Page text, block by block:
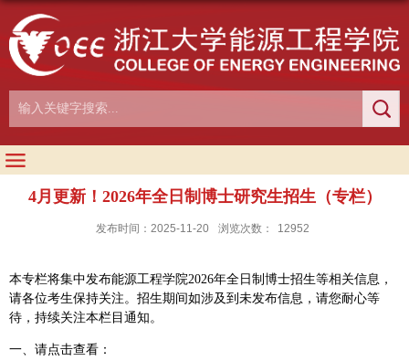
4月更新！2026年全日制博士研究生招生（专栏）
发布时间：2025-11-20 浏览次数： 12952
本专栏将集中发布能源工程学院2026年全日制博士招生等相关信息，
请各位考生保持关注。招生期间如涉及到未发布信息，请您耐心等
待，持续关注本栏目通知。
一、请点击查看：